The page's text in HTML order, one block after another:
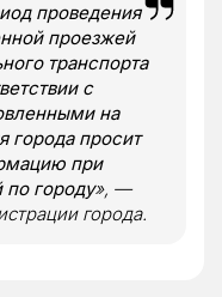
проведения
проезжей
транспорта
с
на
города просит
при
городу», —
города.